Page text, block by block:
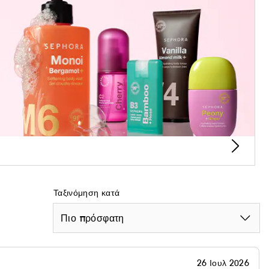
σας. 1. Αν τα ζυγωματικά σας δεν είναι πολύ έντονα
ρουζ από τη γραμμή των μαλλιών, κοντά στο αυτί σας,
προς το κέντρο του μάγουλου, σβήνοντας
θέλετε να δημιουργήσετε κοιλότητες στα μάγουλά
στο επάνω μέρος του αυτιού σας, και κάντε
ομοιόμορφα το ρουζ. Καθαρίζετε τακτικά τα
Collection. *Οι τρίχες είναι κατασκευασμένες
Ταξινόμηση κατά
Πιο πρόσφατη
26 Ιουλ 2026